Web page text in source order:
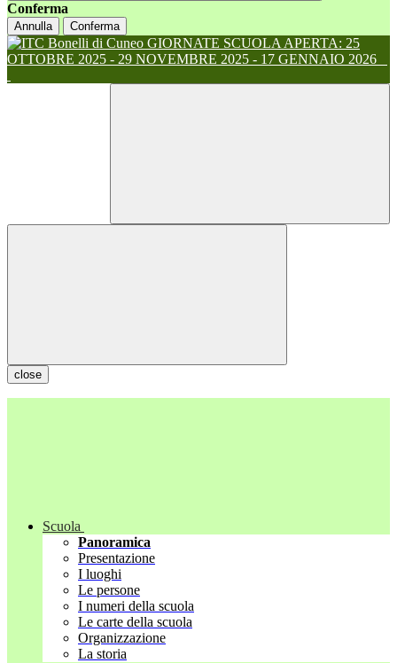
Conferma
Annulla Conferma
GIORNATE SCUOLA APERTA: 25
OTTOBRE 2025 - 29 NOVEMBRE 2025 - 17 GENNAIO 2026
close
Scuola
Panoramica
Presentazione
I luoghi
Le persone
I numeri della scuola
Le carte della scuola
Organizzazione
La storia